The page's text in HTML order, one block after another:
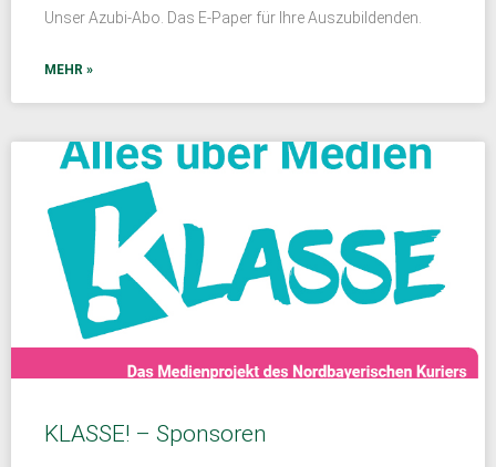
Unser Azubi-Abo. Das E-Paper für Ihre Auszubildenden.
MEHR »
KLASSE! – Sponsoren